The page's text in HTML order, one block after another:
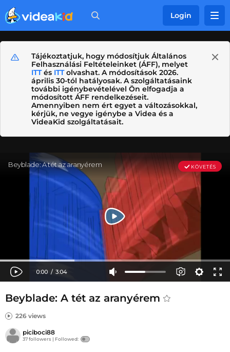
Login
Tájékoztatjuk, hogy módosítjuk Általános
Felhasználási Feltételeinket (ÁFF), melyet
ITTés ITTolvashat. A módosítások 2026.
április 30-tól hatályosak. A szolgáltatásaink
további igénybevételével Ön elfogadja a
módosított ÁFF rendelkezéseit.
Amennyiben nem ért egyet a változásokkal,
kérjük, ne vegye igénybe a Videa és a
VideaKid szolgáltatásait.
Beyblade: A tét az aranyérem
226 views
piciboci88
37 followers | Followed: